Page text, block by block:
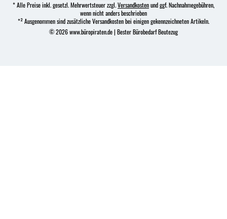
* Alle Preise inkl. gesetzl. Mehrwertsteuer zzgl.Versandkostenund ggf. Nachnahmegebühren,
wenn nicht anders beschrieben
*² Ausgenommen sind zusätzliche Versandkosten bei einigen gekennzeichneten Artikeln.
© 2026 www.büropiraten.de | Bester Bürobedarf Beutezug